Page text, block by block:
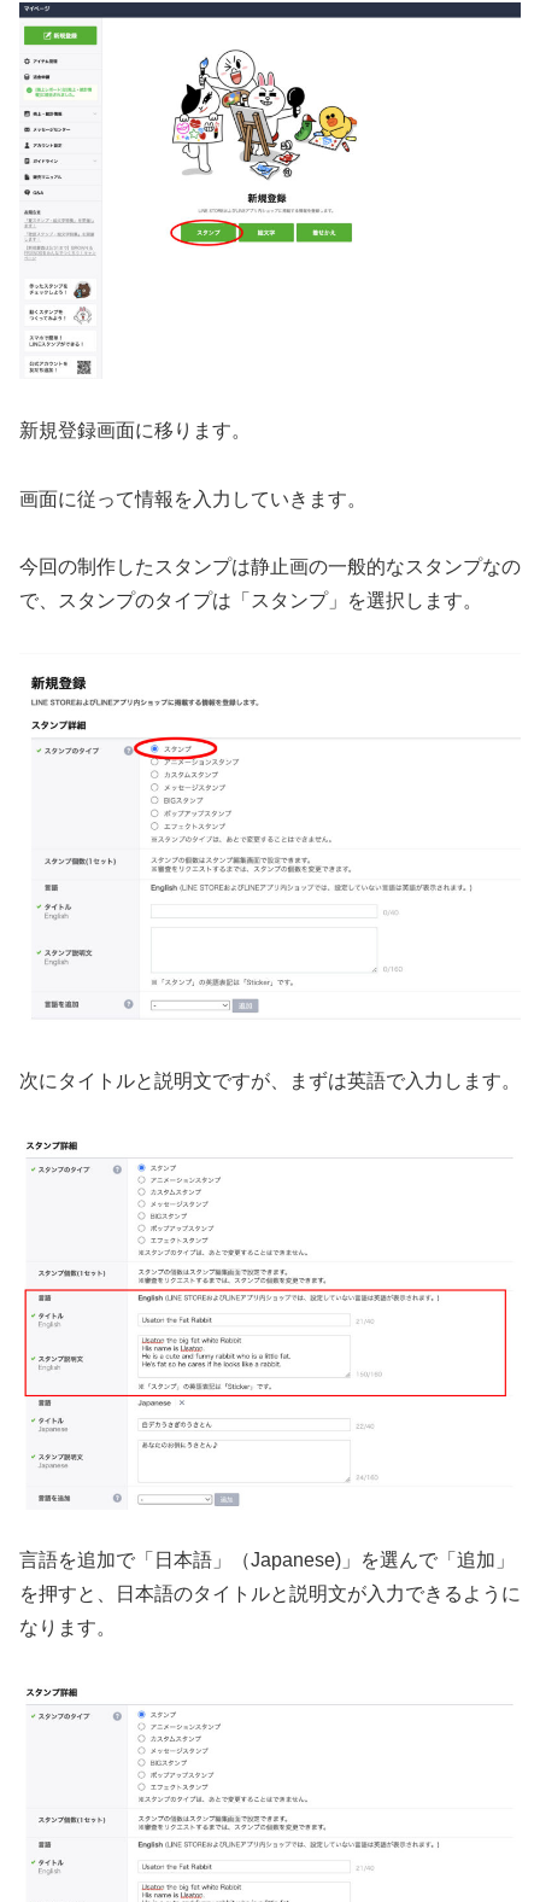
新規登録画面に移ります。
画面に従って情報を入力していきます。
今回の制作したスタンプは静止画の一般的なスタンプなの
で、スタンプのタイプは「スタンプ」を選択します。
次にタイトルと説明文ですが、まずは英語で入力します。
言語を追加で「日本語」（Japanese)」を選んで「追加」
を押すと、日本語のタイトルと説明文が入力できるように
なります。